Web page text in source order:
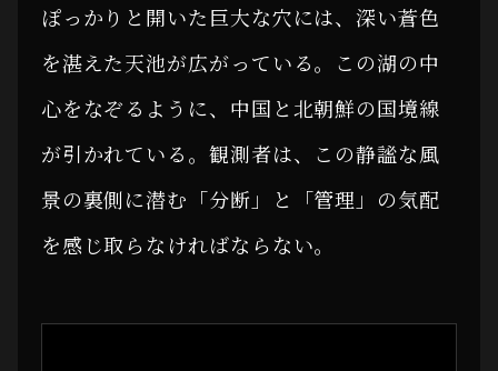
ぽっかりと開いた巨大な穴には、深い蒼色
を湛えた天池が広がっている。この湖の中
心をなぞるように、中国と北朝鮮の国境線
が引かれている。観測者は、この静謐な風
景の裏側に潜む「分断」と「管理」の気配
を感じ取らなければならない。